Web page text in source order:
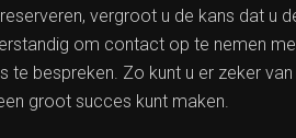
vergroot u de kans dat u
om contact op te nemen
te bespreken. Zo kunt u er zeker
groot succes kunt maken.